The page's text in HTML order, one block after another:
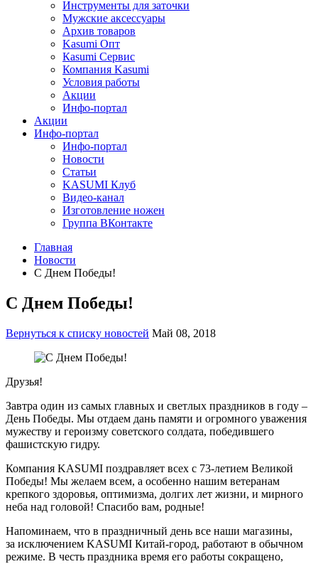
Инструменты для заточки
Мужские аксессуары
Архив товаров
Kasumi Опт
Кasumi Сервис
Компания Kasumi
Условия работы
Акции
Инфо-портал
Акции
Инфо-портал
Инфо-портал
Новости
Статьи
KASUMI Клуб
Видео-канал
Изготовление ножен
Группа ВКонтакте
Главная
Новости
С Днем Победы!
С Днем Победы!
Вернуться к списку новостей Май 08, 2018
Друзья!
Завтра один из самых главных и светлых праздников в году –
День Победы. Мы отдаем дань памяти и огромного уважения
мужеству и героизму советского солдата, победившего
фашистскую гидру.
Компания KASUMI поздравляет всех с 73-летием Великой
Победы! Мы желаем всем, а особенно нашим ветеранам
крепкого здоровья, оптимизма, долгих лет жизни, и мирного
неба над головой! Спасибо вам, родные!
Напоминаем, что в праздничный день все наши магазины,
за исключением KASUMI Китай-город, работают в обычном
режиме. В честь праздника время его работы сокращено,